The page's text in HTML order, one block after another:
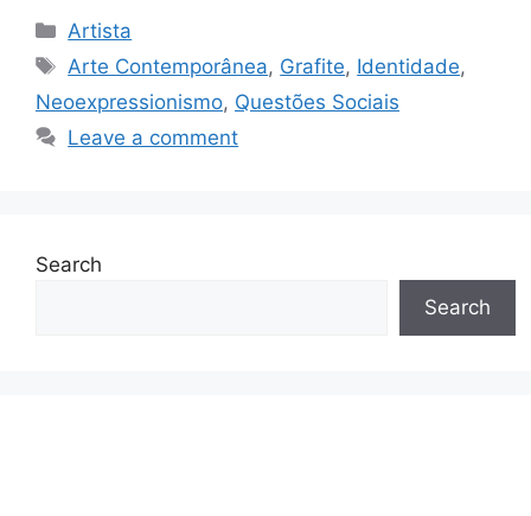
Categories
Artista
Tags
Arte Contemporânea, Grafite, Identidade,
Neoexpressionismo, Questões Sociais
Leave a comment
Search
Search